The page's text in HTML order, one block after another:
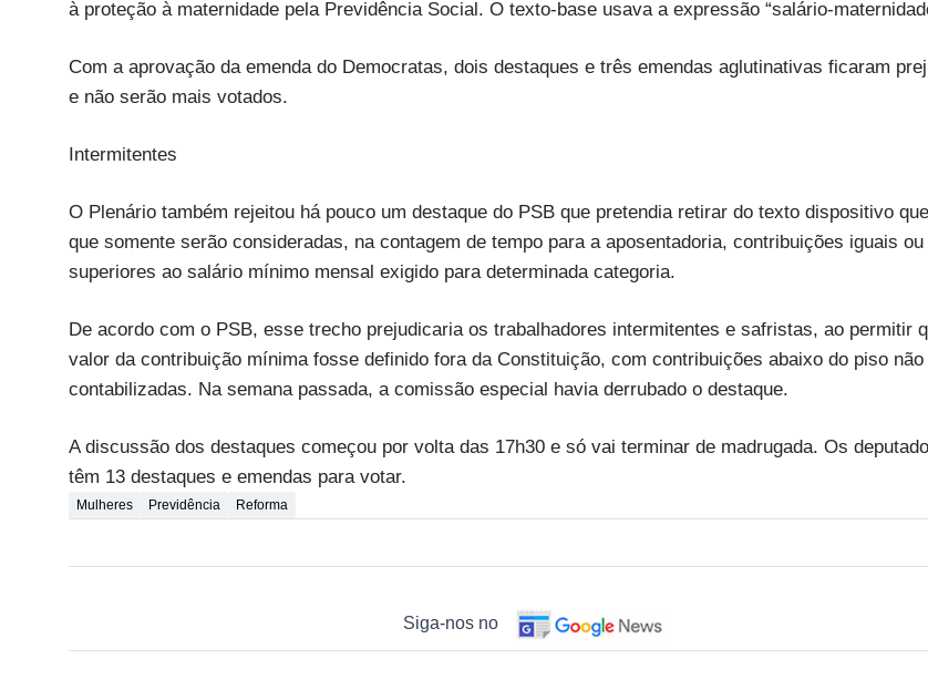
à proteção à maternidade pela Previdência Social. O texto-base usava a expressão “salário-
Com a aprovação da emenda do Democratas, dois destaques e três emendas aglutinativas ficaram
e não serão mais votados.
Intermitentes
O Plenário também rejeitou há pouco um destaque do PSB que pretendia retirar do texto dispositivo
que somente serão consideradas, na contagem de tempo para a aposentadoria, contribuições iguais ou
superiores ao salário mínimo mensal exigido para determinada categoria.
De acordo com o PSB, esse trecho prejudicaria os trabalhadores intermitentes e safristas, ao permitir
valor da contribuição mínima fosse definido fora da Constituição, com contribuições abaixo do piso não
contabilizadas. Na semana passada, a comissão especial havia derrubado o destaque.
A discussão dos destaques começou por volta das 17h30 e só vai terminar de madrugada. Os
têm 13 destaques e emendas para votar.
Mulheres Previdência Reforma
Siga-nos no